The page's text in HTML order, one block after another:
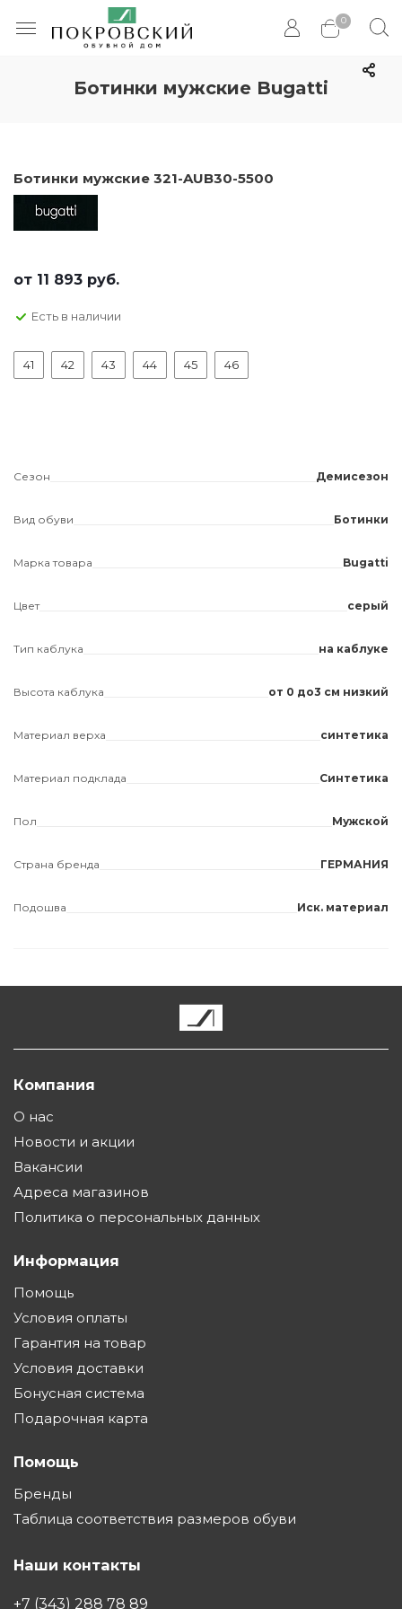
0
Ботинки мужские Bugatti
Ботинки мужские 321-AUB30-5500
от 11 893 руб.
Есть в наличии
41 42 43 44 45 46
Сезон Демисезон
Вид обуви Ботинки
Марка товара Bugatti
Цвет серый
Тип каблука на каблуке
Высота каблука от 0 до3 см низкий
Материал верха синтетика
Материал подклада Синтетика
Пол Мужской
Страна бренда ГЕРМАНИЯ
Подошва Иск. материал
Компания
О нас
Новости и акции
Вакансии
Адреса магазинов
Политика о персональных данных
Информация
Помощь
Условия оплаты
Гарантия на товар
Условия доставки
Бонусная система
Подарочная карта
Помощь
Бренды
Таблица соответствия размеров обуви
Наши контакты
+7 (343) 288 78 89